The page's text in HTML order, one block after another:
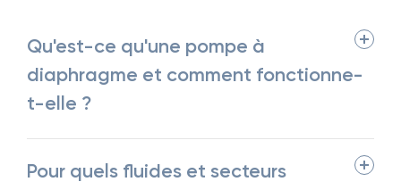
Qu'est-ce qu'une pompe à
diaphragme et comment fonctionne-
t-elle ?
Pour quels fluides et secteurs